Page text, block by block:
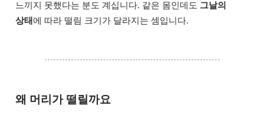
느끼지 못했다는 분도 계십니다. 같은 몸인데도 그날의
상태에 따라 떨림 크기가 달라지는 셈입니다.
왜 머리가 떨릴까요